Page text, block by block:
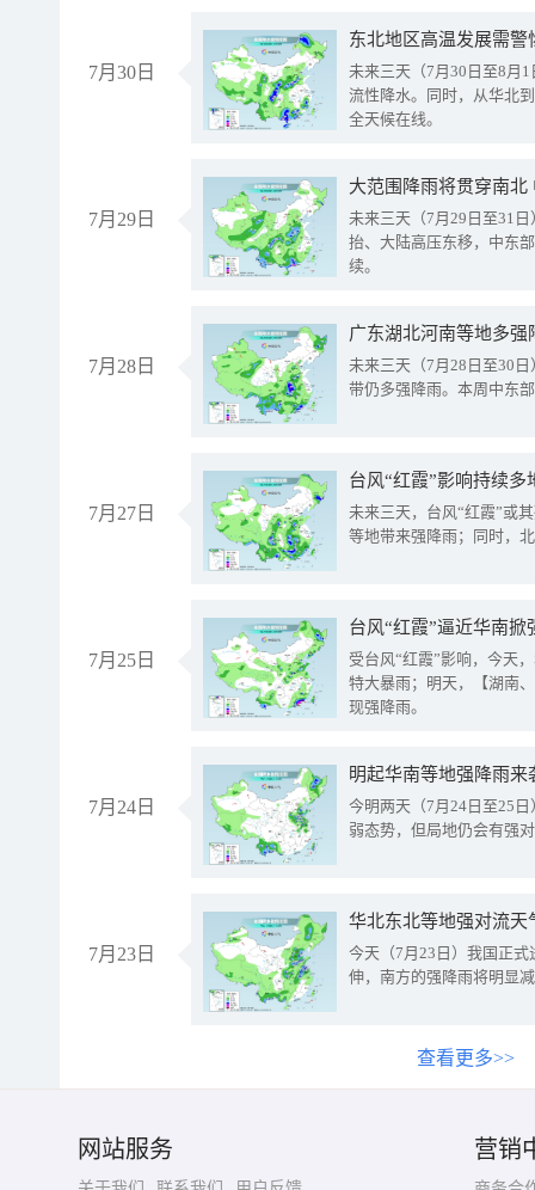
7月30日
东北地区高温发展需
未来三天（7月30日至8月
流性降水。同时，从华北
全天候在线。
7月29日
大范围降雨将贯穿南
未来三天（7月29日至31
抬、大陆高压东移，中东
续。
7月28日
广东湖北河南等地多
未来三天（7月28日至30
带仍多强降雨。本周中东
7月27日
台风“红霞”影响持续
未来三天，台风“红霞”或
等地带来强降雨；同时，
7月25日
台风“红霞”逼近华南
受台风“红霞”影响，今天
特大暴雨；明天，【湖南
现强降雨。
7月24日
明起华南等地强降雨
今明两天（7月24日至25
弱态势，但局地仍会有强
7月23日
华北东北等地强对流天
今天（7月23日）我国正
伸，南方的强降雨将明显
查看更多>>
网站服务 营销